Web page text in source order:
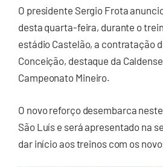
O presidente Sergio Frota
desta quarta-feira, durante o
estádio Castelão, a contratação
Conceição, destaque da
Campeonato Mineiro.
O novo reforço desembarca
São Luís e será apresentado na
dar início aos treinos com os